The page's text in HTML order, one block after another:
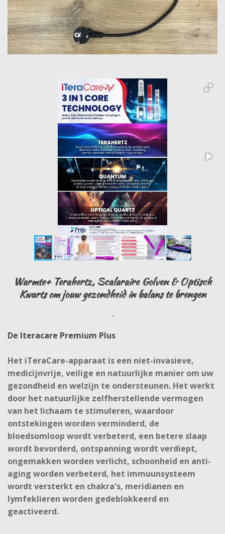
Warmte+ Terahertz, Scalaraire Golven & Optisch
Kwarts om jouw gezondheid in balans te brengen
-
De Iteracare Premium Plus
Het iTeraCare-apparaat is een niet-invasieve,
medicijnvrije, veilige en natuurlijke manier om uw
gezondheid en welzijn te ondersteunen. Het werkt
door het natuurlijke zelfherstellende vermogen
van het lichaam te stimuleren, waardoor
ontstekingen worden verminderd, de
bloedsomloop wordt verbeterd, een betere slaap
wordt bevorderd, ontspanning wordt verdiept,
ongemakken worden verlicht, schoonheid en anti-
aging worden verbeterd, het immuunsysteem
wordt versterkt en chakra's, meridianen en
lymfeklieren worden gedeblokkeerd en
geactiveerd.